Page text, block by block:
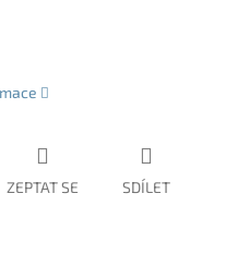
ZEPTAT SE SDÍLET